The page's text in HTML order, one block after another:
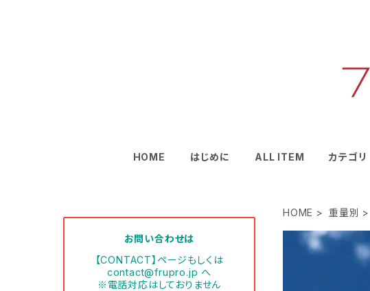
HOME はじめに ALL ITEM カテゴリ
HOME 重量別
お問い合わせは
【CONTACT】ページもしくは
contact@frupro.jp へ
※電話対応はしておりません